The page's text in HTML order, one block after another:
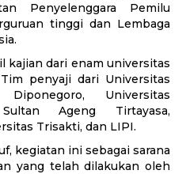
Penyelenggara Pemilu
tinggi dan Lembaga
kajian dari enam universitas
penyaji dari Universitas
Universitas
Ageng Tirtayasa,
Trisakti, dan LIPI.
kegiatan ini sebagai sarana
yang telah dilakukan oleh